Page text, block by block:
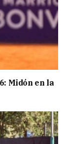
Midón en la